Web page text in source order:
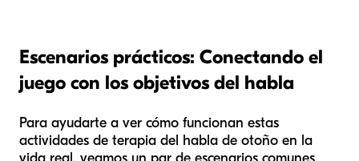
Escenarios prácticos: Conectando el
juego con los objetivos del habla
Para ayudarte a ver cómo funcionan estas
actividades de terapia del habla de otoño en la